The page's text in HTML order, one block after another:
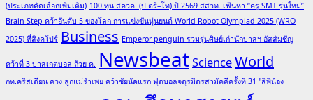
(ประเภทคัดเลือกเพิ่มเติม) 100 ทุน สควค. (ป.ตรี–โท) ปี 2569 สสวท. เฟ้นหา “ครู SMT รุ่นใหม่”
Brain Step คว้าอันดับ 5 ของโลก การแข่งขันหุ่นยนต์ World Robot Olympiad 2025 (WRO
2025) ที่สิงคโปร์ Business Emperor penguin รวมรุ่นศิษย์เก่านักบาสฯ อัสสัมชัญ
คว้าที่ 3 บาสเกตบอล ถ้วย ค. NewsbeatScienceWorld
กท.คริสเตียน ควง ลูกแม่รำเพย คว้าชัยนัดแรก ฟุตบอลจตุรมิตรสามัคคีครั้งที่ 31 "สี่พี่น้อง